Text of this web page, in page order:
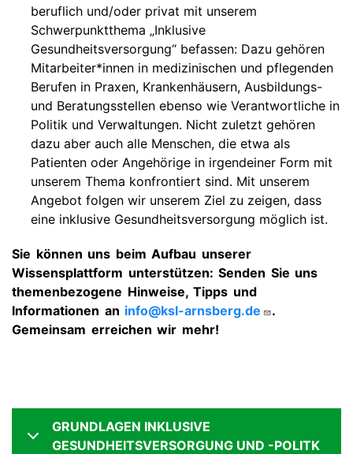
beruflich und/oder privat mit unserem
Schwerpunktthema „Inklusive
Gesundheitsversorgung“ befassen: Dazu gehören
Mitarbeiter*innen in medizinischen und pflegenden
Berufen in Praxen, Krankenhäusern, Ausbildungs-
und Beratungsstellen ebenso wie Verantwortliche in
Politik und Verwaltungen. Nicht zuletzt gehören
dazu aber auch alle Menschen, die etwa als
Patienten oder Angehörige in irgendeiner Form mit
unserem Thema konfrontiert sind. Mit unserem
Angebot folgen wir unserem Ziel zu zeigen, dass
eine inklusive Gesundheitsversorgung möglich ist.
Sie können uns beim Aufbau unserer
Wissensplattform unterstützen: Senden Sie uns
themenbezogene Hinweise, Tipps und
Informationen an info@ksl-arnsberg.de
.
Gemeinsam erreichen wir mehr!
GRUNDLAGEN INKLUSIVE
GESUNDHEITSVERSORGUNG UND -POLITK